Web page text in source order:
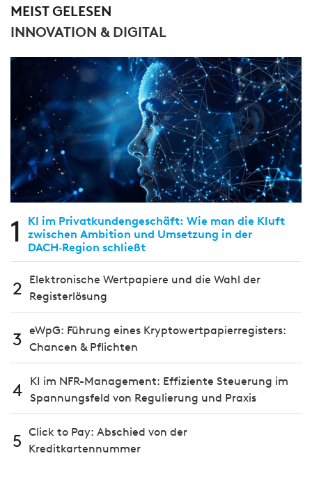
MEIST GELESEN
INNOVATION & DIGITAL
1
KI im Privatkundengeschäft: Wie man die Kluft
zwischen Ambition und Umsetzung in der
DACH‑Region schließt
2
Elektronische Wertpapiere und die Wahl der
Registerlösung
3 eWpG: Führung eines Kryptowertpapierregisters:
Chancen & Pflichten
4
KI im NFR-Management: Effiziente Steuerung im
Spannungsfeld von Regulierung und Praxis
5 Click to Pay: Abschied von der
Kreditkartennummer